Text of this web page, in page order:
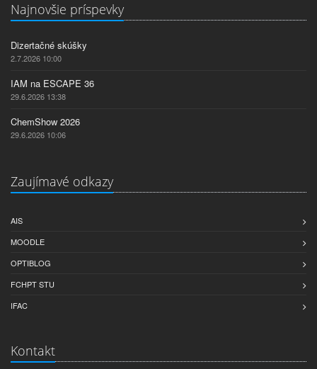
Najnovšie príspevky
Dizertačné skúšky
2.7.2026 10:00
IAM na ESCAPE 36
29.6.2026 13:38
ChemShow 2026
29.6.2026 10:06
Zaujímavé odkazy
AIS
MOODLE
OPTIBLOG
FCHPT STU
IFAC
Kontakt